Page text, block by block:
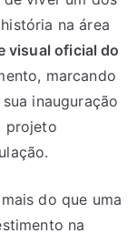
na área
visual oficial do
marcando
inauguração
projeto
do que uma
na